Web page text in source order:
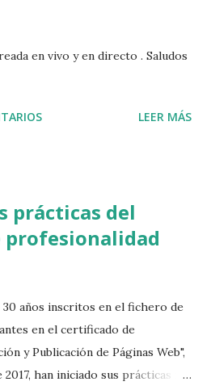
en vivo y en directo . Saludos
LEER MÁS
prácticas del
años inscritos en el fichero de
en el certificado de
y Publicación de Páginas Web",
han iniciado sus prácticas no